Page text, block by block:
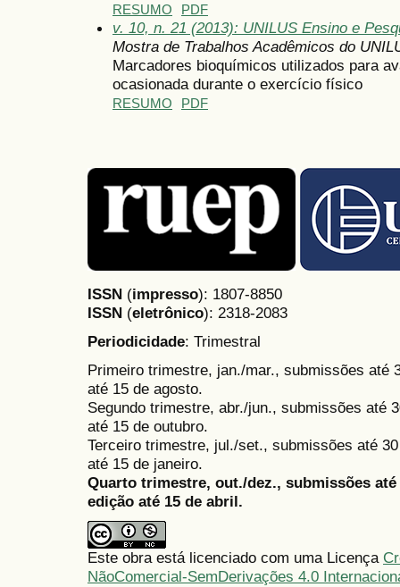
RESUMO PDF
v. 10, n. 21 (2013): UNILUS Ensino e
Mostra de Trabalhos Acadêmicos do
Marcadores bioquímicos utilizados para
ocasionada durante o exercício físico
RESUMO PDF
ISSN (impresso): 1807-8850
ISSN (eletrônico): 2318-2083
Periodicidade: Trimestral
Primeiro trimestre, jan./mar., submissões até
até 15 de agosto.
Segundo trimestre, abr./jun., submissões até
até 15 de outubro.
Terceiro trimestre, jul./set., submissões até
até 15 de janeiro.
Quarto trimestre, out./dez., submissões
edição até 15 de abril.
Este obra está licenciado com uma Licença
NãoComercial-SemDerivações 4.0